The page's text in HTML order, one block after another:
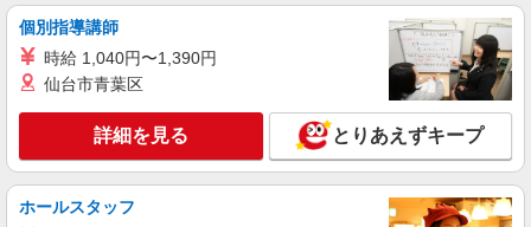
個別指導講師
時給 1,040円〜1,390円
仙台市青葉区
詳細を見る とりあえずキープ
ホールスタッフ